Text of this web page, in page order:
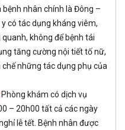
nhân chính là Đông –
y có tác dụng kháng viêm,
không để bệnh tái
tăng cường nội tiết tố nữ,
những tác dụng phụ của
Phòng khám có dịch vụ
– 20h00 tất cả các ngày
lễ tết. Bệnh nhân được